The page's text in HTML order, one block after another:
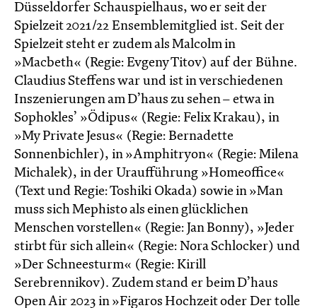
Düsseldorfer Schauspielhaus, wo er seit der
Spielzeit 2021/22 Ensemblemitglied ist. Seit der
Spielzeit steht er zudem als Malcolm in
»Macbeth« (Regie: Evgeny Titov) auf der Bühne.
Claudius Steffens war und ist in verschiedenen
Inszenierungen am D’haus zu sehen – etwa in
Sophokles’ »Ödipus« (Regie: Felix Krakau), in
»My Private Jesus« (Regie: Bernadette
Sonnenbichler), in »Amphitryon« (Regie: Milena
Michalek), in der Uraufführung »Homeoffice«
(Text und Regie: Toshiki Okada) sowie in »Man
muss sich Mephisto als einen glück­lichen
Menschen vorstellen« (Regie: Jan Bonny), »Jeder
stirbt für sich allein« (Regie: Nora Schlocker) und
»Der Schneesturm« (Regie: Kirill
Serebrennikov). Zudem stand er beim D’haus
Open Air 2023 in »Figaros Hochzeit oder Der tolle